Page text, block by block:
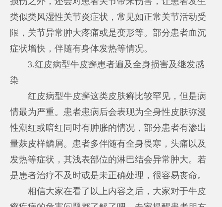
类似类风湿性关节炎症状，常见如正常关节活动受
限，关节异常肿大疼痛或是变形等。部分患者血沉
症状增快，伴随有身体发热等情况。
3.红皮病型牛皮癣患者遍及全身损害及继发感
染
红皮病型牛皮癣这类皮肤癣比较罕见，但是病
情最为严重。患者患病后会表现为全身性皮肤弥漫
性潮红或暗红同时有肿胀的情况，部分患者有渗出
量麸皮样鳞屑。患者多伴随有全身畏寒，头痛以及
发热等症状，其浅表部位的淋巴结会异常肿大。若
是患者治疗不及时或是未正确处理，很容易丧命。
相信大家在看了以上内容之后，大家对于牛皮